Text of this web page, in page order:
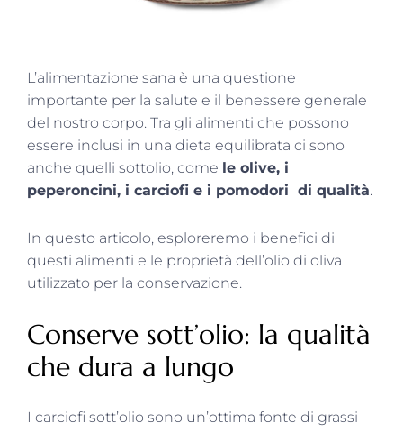
L’alimentazione sana è una questione
importante per la salute e il benessere generale
del nostro corpo. Tra gli alimenti che possono
essere inclusi in una dieta equilibrata ci sono
anche quelli sottolio, come le olive, i
peperoncini, i carciofi e i pomodori di qualità.
In questo articolo, esploreremo i benefici di
questi alimenti e le proprietà dell’olio di oliva
utilizzato per la conservazione.
Conserve sott’olio: la qualità
che dura a lungo
I carciofi sott’olio sono un’ottima fonte di grassi